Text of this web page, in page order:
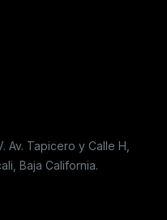
Av. Tapicero y Calle H,
Baja California.